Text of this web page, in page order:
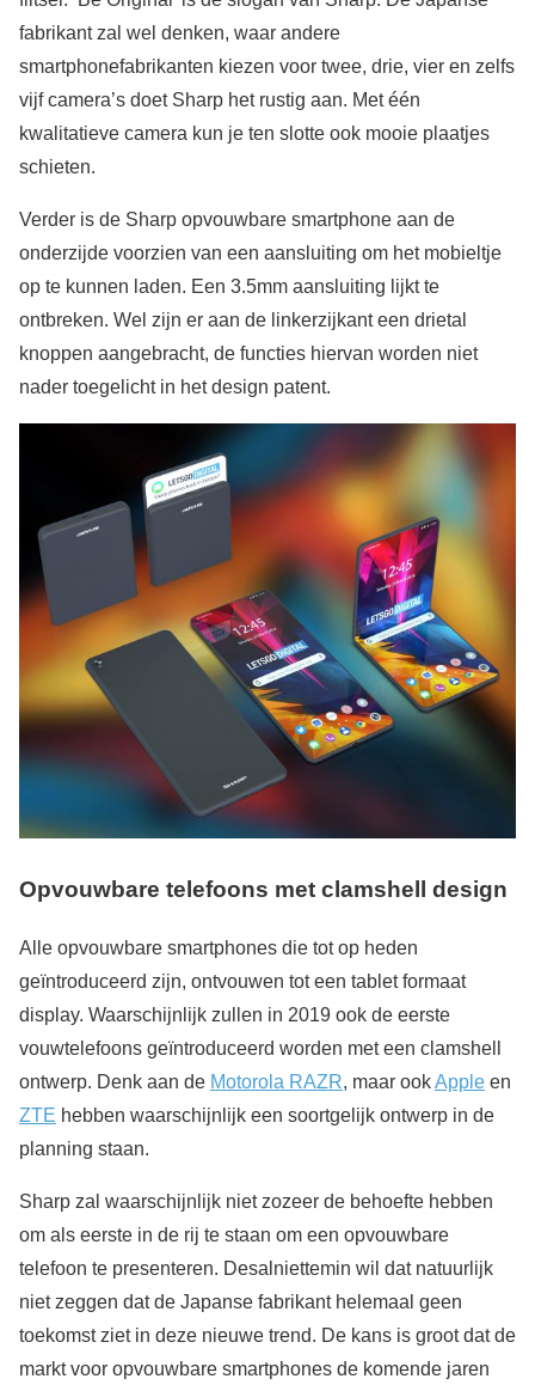
fabrikant zal wel denken, waar andere
smartphonefabrikanten kiezen voor twee, drie, vier en zelfs
vijf camera’s doet Sharp het rustig aan. Met één
kwalitatieve camera kun je ten slotte ook mooie plaatjes
schieten.
Verder is de Sharp opvouwbare smartphone aan de
onderzijde voorzien van een aansluiting om het mobieltje
op te kunnen laden. Een 3.5mm aansluiting lijkt te
ontbreken. Wel zijn er aan de linkerzijkant een drietal
knoppen aangebracht, de functies hiervan worden niet
nader toegelicht in het design patent.
Opvouwbare telefoons met clamshell design
Alle opvouwbare smartphones die tot op heden
geïntroduceerd zijn, ontvouwen tot een tablet formaat
display. Waarschijnlijk zullen in 2019 ook de eerste
vouwtelefoons geïntroduceerd worden met een clamshell
ontwerp. Denk aan de Motorola RAZR, maar ookApple en
ZTE hebben waarschijnlijk een soortgelijk ontwerp in de
planning staan.
Sharp zal waarschijnlijk niet zozeer de behoefte hebben
om als eerste in de rij te staan om een opvouwbare
telefoon te presenteren. Desalniettemin wil dat natuurlijk
niet zeggen dat de Japanse fabrikant helemaal geen
toekomst ziet in deze nieuwe trend. De kans is groot dat de
markt voor opvouwbare smartphones de komende jaren